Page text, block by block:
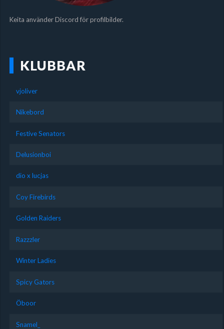
Keita använder Discord för profilbilder.
KLUBBAR
vjoliver
Nikebord
Festive Senators
Delusionboi
dio x lucjas
Coy Firebirds
Golden Raiders
Razzzler
Winter Ladies
Spicy Gators
Öboor
Snamel_